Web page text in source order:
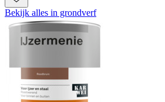
Bekijk alles in grondverf